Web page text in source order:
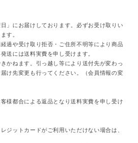
」にお届けしております。必ずお受け取りい
す。
過や受け取り拒否・ご住所不明等により商品
送には送料実費を申し受けます。
かねます。引っ越し等により送付先が変わっ
け先変更も行ってください。（会員情報の変
様都合による返品となり送料実費を申し受け
ジットカードがご利用いただけない場合は、